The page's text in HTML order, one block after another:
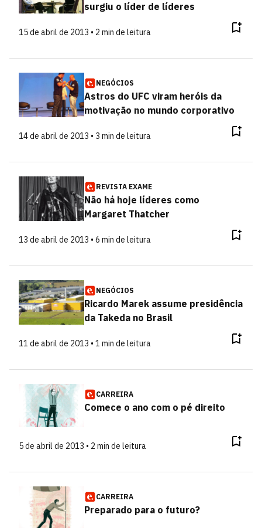
surgiu o líder de líderes
15 de abril de 2013 • 2 min de leitura
NEGÓCIOS
Astros do UFC viram heróis da
motivação no mundo corporativo
14 de abril de 2013 • 3 min de leitura
REVISTA EXAME
Não há hoje líderes como
Margaret Thatcher
13 de abril de 2013 • 6 min de leitura
NEGÓCIOS
Ricardo Marek assume presidência
da Takeda no Brasil
11 de abril de 2013 • 1 min de leitura
CARREIRA
Comece o ano com o pé direito
5 de abril de 2013 • 2 min de leitura
CARREIRA
Preparado para o futuro?